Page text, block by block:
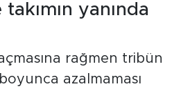
yanında
rağmen tribün
azalmaması